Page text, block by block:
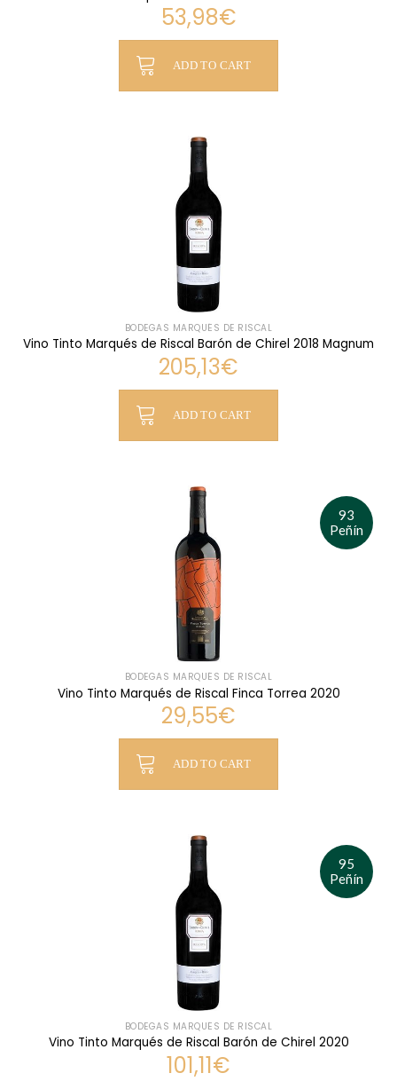
53,98€
ADD TO CART
BODEGAS MARQUÉS DE RISCAL
Vino Tinto Marqués de Riscal Barón de Chirel 2018 Magnum
205,13€
ADD TO CART
93
Peñín
BODEGAS MARQUÉS DE RISCAL
Vino Tinto Marqués de Riscal Finca Torrea 2020
29,55€
ADD TO CART
95
Peñín
BODEGAS MARQUÉS DE RISCAL
Vino Tinto Marqués de Riscal Barón de Chirel 2020
101,11€